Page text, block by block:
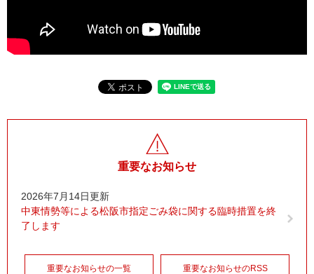
重要なお知らせ
2026年7月14日更新
中東情勢等による松阪市指定ごみ袋に関する臨時措置を終
了します
重要なお知らせの一覧 重要なお知らせのRSS